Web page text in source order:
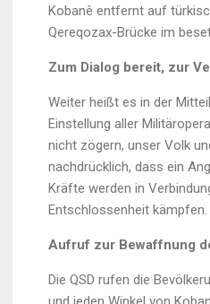
Kobanê entfernt auf
Qereqozax-Brücke im
Zum Dialog bereit, zur
Weiter heißt es in der
Einstellung aller
nicht zögern, unser Volk
nachdrücklich, dass ein
Kräfte werden in
Entschlossenheit
Aufruf zur Bewaffnung
Die QSD rufen die